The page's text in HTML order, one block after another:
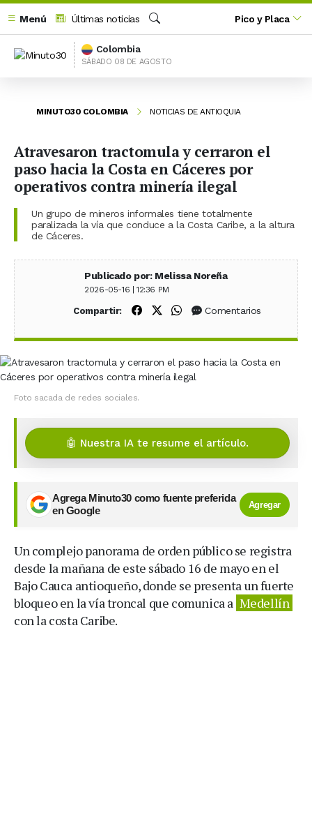
Menú
Últimas noticias
Buscar
Pico y Placa
Colombia
SÁBADO 08 DE AGOSTO
MINUTO30 COLOMBIA NOTICIAS DE ANTIOQUIA
Atravesaron tractomula y cerraron el
paso hacia la Costa en Cáceres por
operativos contra minería ilegal
Un grupo de mineros informales tiene totalmente
paralizada la vía que conduce a la Costa Caribe, a la altura
de Cáceres.
Publicado por: Melissa Noreña
2026-05-16 | 12:36 PM
Compartir: Compartir en Facebook
Compartir en X (Twitter)
Compartir en WhatsApp
Comentarios
Foto sacada de redes sociales.
🤖 Nuestra IA te resume el artículo.
Agrega Minuto30 como fuente preferida
en Google
Agregar
Un complejo panorama de orden público se registra
desde la mañana de este sábado 16 de mayo en el
Bajo Cauca antioqueño, donde se presenta un fuerte
bloqueo en la vía troncal que comunica a Medellín
con la costa Caribe.